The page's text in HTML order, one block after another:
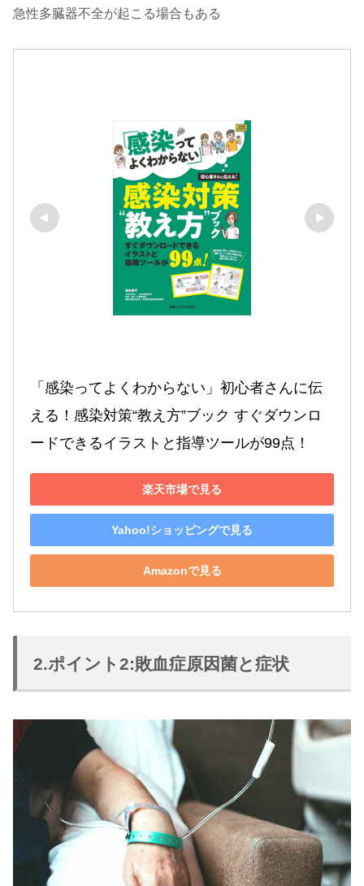
急性多臓器不全が起こる場合もある
「感染ってよくわからない」初心者さんに伝
える！感染対策“教え方”ブック すぐダウンロ
ードできるイラストと指導ツールが99点！
楽天市場で見る
Yahoo!ショッピングで見る
Amazonで見る
2.ポイント2:敗血症原因菌と症状